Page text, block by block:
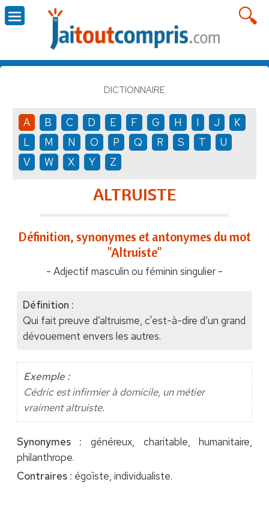
DICTIONNAIRE
A B C D E F G H I J
K
L
M N O P Q R S T
U
V
W X Y Z
ALTRUISTE
Définition, synonymes et antonymes du mot
"Altruiste"
- Adjectif masculin ou féminin singulier -
Définition :
Qui fait preuve d’altruisme, c'est-à-dire d’un grand
dévouement envers les autres.
Exemple :
Cédric est infirmier à domicile, un métier
vraiment altruiste.
Synonymes : généreux, charitable, humanitaire,
philanthrope.
Contraires : égoïste, individualiste.